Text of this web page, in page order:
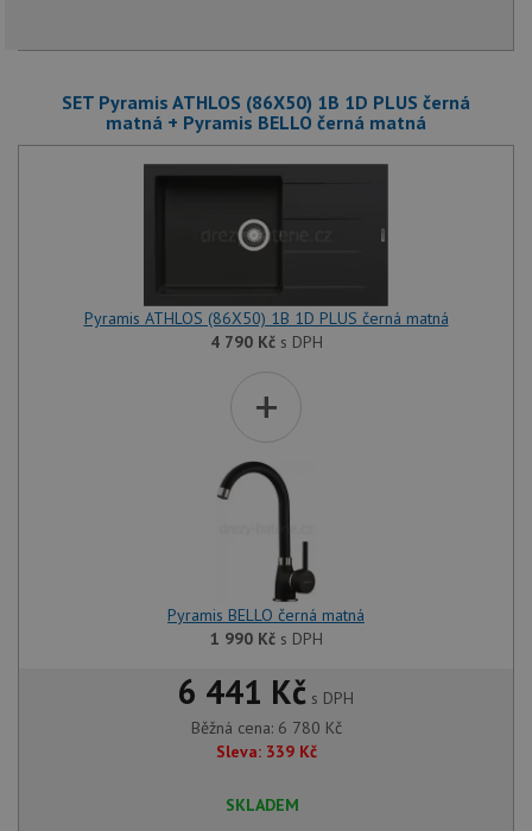
SET Pyramis ATHLOS (86X50) 1B 1D PLUS černá
matná + Pyramis BELLO černá matná
Pyramis ATHLOS (86X50) 1B 1D PLUS černá matná
4 790 Kčs DPH
+
Pyramis BELLO černá matná
1 990 Kčs DPH
6 441 Kč s DPH
Běžná cena: 6 780 Kč
Sleva: 339 Kč
SKLADEM